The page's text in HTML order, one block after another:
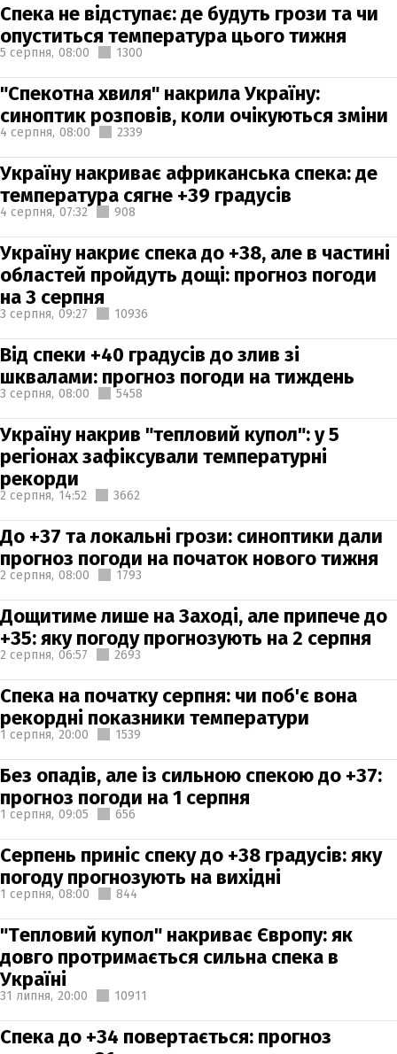
Спека не відступає: де будуть грози та чи
опуститься температура цього тижня
5 серпня, 08:00 1300
"Спекотна хвиля" накрила Україну:
синоптик розповів, коли очікуються зміни
4 серпня, 08:00 2339
Україну накриває африканська спека: де
температура сягне +39 градусів
4 серпня, 07:32 908
Україну накриє спека до +38, але в частині
областей пройдуть дощі: прогноз погоди
на 3 серпня
3 серпня, 09:27 10936
Від спеки +40 градусів до злив зі
шквалами: прогноз погоди на тиждень
3 серпня, 08:00 5458
Україну накрив "тепловий купол": у 5
регіонах зафіксували температурні
рекорди
2 серпня, 14:52 3662
До +37 та локальні грози: синоптики дали
прогноз погоди на початок нового тижня
2 серпня, 08:00 1793
Дощитиме лише на Заході, але припече до
+35: яку погоду прогнозують на 2 серпня
2 серпня, 06:57 2693
Спека на початку серпня: чи поб'є вона
рекордні показники температури
1 серпня, 20:00 1539
Без опадів, але із сильною спекою до +37:
прогноз погоди на 1 серпня
1 серпня, 09:05 656
Серпень приніс спеку до +38 градусів: яку
погоду прогнозують на вихідні
1 серпня, 08:00 844
"Тепловий купол" накриває Європу: як
довго протримається сильна спека в
Україні
31 липня, 20:00 10911
Спека до +34 повертається: прогноз